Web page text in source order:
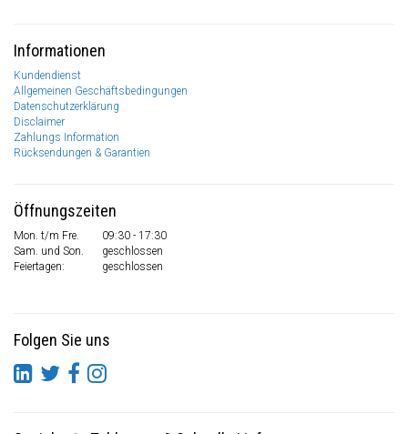
Informationen
Kundendienst
Allgemeinen Geschäftsbedingungen
Datenschutzerklärung
Disclaimer
Zahlungs Information
Rücksendungen & Garantien
Öffnungszeiten
Mon. t/m Fre.
09:30 - 17:30
Sam. und Son.
geschlossen
Feiertagen:
geschlossen
Folgen Sie uns